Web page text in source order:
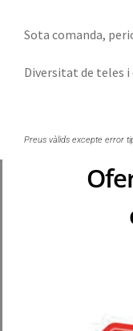
Sota comanda,
Diversitat de teles i
Preus vàlids excepte error